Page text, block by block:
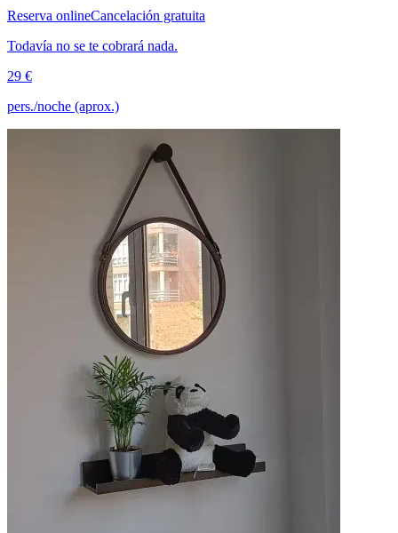
Reserva onlineCancelación gratuita
Todavía no se te cobrará nada.
29 €
pers./noche (aprox.)